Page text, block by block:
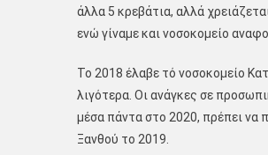
άλλα 5 κρεβάτια, αλλά
ενώ γίναμε και νοσοκομείο
Το 2018 έλαβε τό νοσοκομείο
λιγότερα. Οι ανάγκες σε
μέσα πάντα στο 2020, πρέπει να
Ξανθού το 2019.